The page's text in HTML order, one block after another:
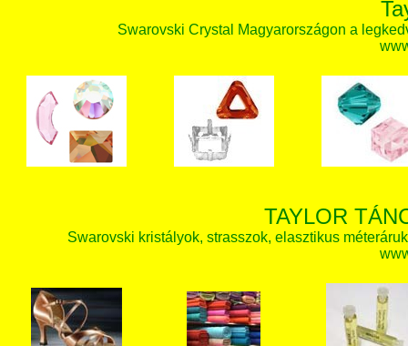
Swarovski Crystal Magyarországon a
TAYLOR
Swarovski kristályok, strasszok, elasztikus